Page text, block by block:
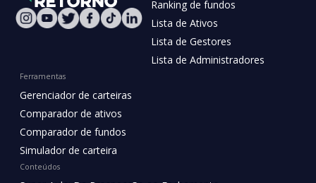
Ranking de fundos
Lista de Ativos
Lista de Gestores
Lista de Administradores
Ferramentas
Gerenciador de carteiras
Comparador de ativos
Comparador de fundos
Simulador de carteira
Conteúdos